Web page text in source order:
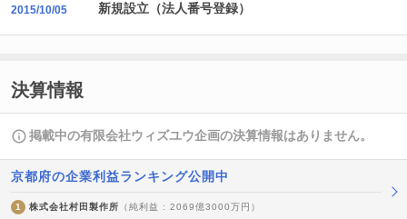
2015/10/05 新規設立（法人番号登録）
決算情報
掲載中の有限会社ウィズユウ企画の決算情報はありません。
京都府の企業利益ランキング公開中
1 株式会社村田製作所 （純利益 : 2069億3000万円）